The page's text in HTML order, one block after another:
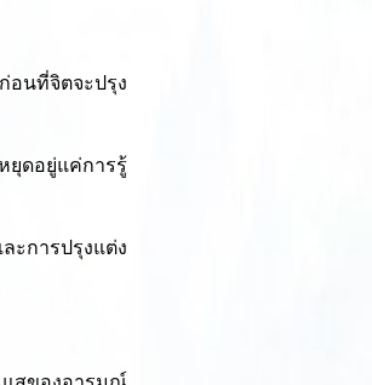
อนที่จิตจะปรุง
ยุดอยู่แค่การรู้
การปรุงแต่ง